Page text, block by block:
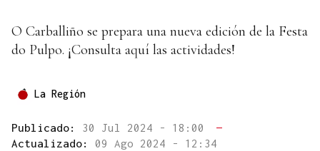
O Carballiño se prepara una nueva edición de la Festa
do Pulpo. ¡Consulta aquí las actividades!
La Región
Publicado: 30 Jul 2024 - 18:00
—
Actualizado: 09 Ago 2024 - 12:34